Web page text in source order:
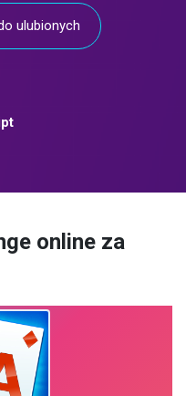
ulubionych
online za